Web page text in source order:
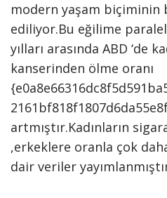
modern yaşam biçiminin
ediliyor.Bu eğilime
yılları arasında ABD ‘de
kanserinden ölme oranı
artmıştır.Kadınların
,erkeklere oranla çok
dair veriler